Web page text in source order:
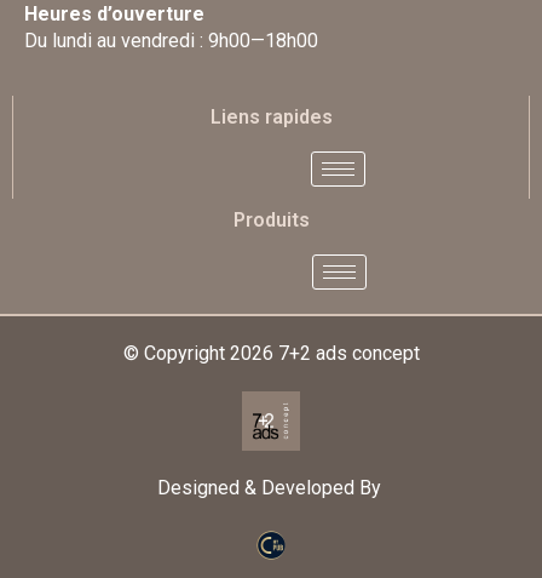
Heures d’ouverture
Du lundi au vendredi : 9h00—18h00
Liens rapides
Produits
© Copyright 2026 7+2 ads concept
Designed & Developed By